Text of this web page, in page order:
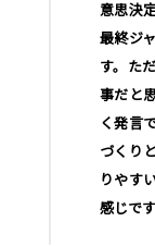
意思決
最終ジ
す。た
事だと
く発言
づくり
りやす
感じで